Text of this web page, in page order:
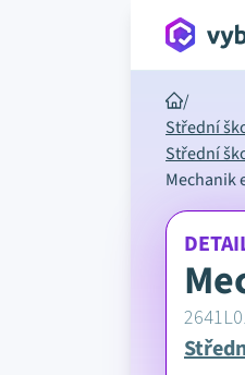
/
Střední
Střední
Mechanik